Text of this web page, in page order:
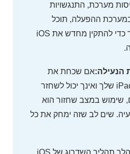
מערכת, התנגשויות
במערכת ההפעלה, תוכל
להשתמש במצב שחזור כדי להתקין מחדש את iOS
הנעילה:אם שכחת את
סיסמת הנעילה של ה-iPad שלך ואינך יכול לשחזר
שימוש במצב שחזור הוא
שים לב שזה ימחק את כל